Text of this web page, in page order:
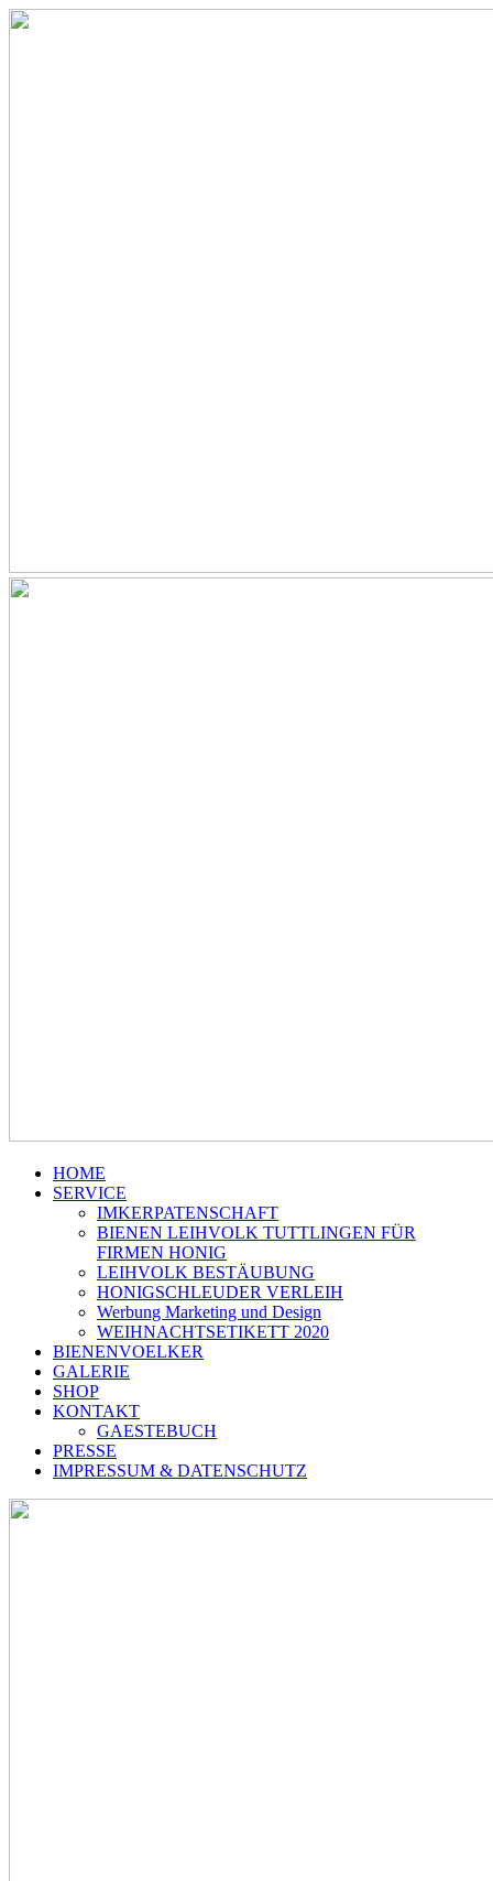
HOME
SERVICE
IMKERPATENSCHAFT
BIENEN LEIHVOLK TUTTLINGEN FÜR
FIRMEN HONIG
LEIHVOLK BESTÄUBUNG
HONIGSCHLEUDER VERLEIH
Werbung Marketing und Design
WEIHNACHTSETIKETT 2020
BIENENVOELKER
GALERIE
SHOP
KONTAKT
GAESTEBUCH
PRESSE
IMPRESSUM & DATENSCHUTZ